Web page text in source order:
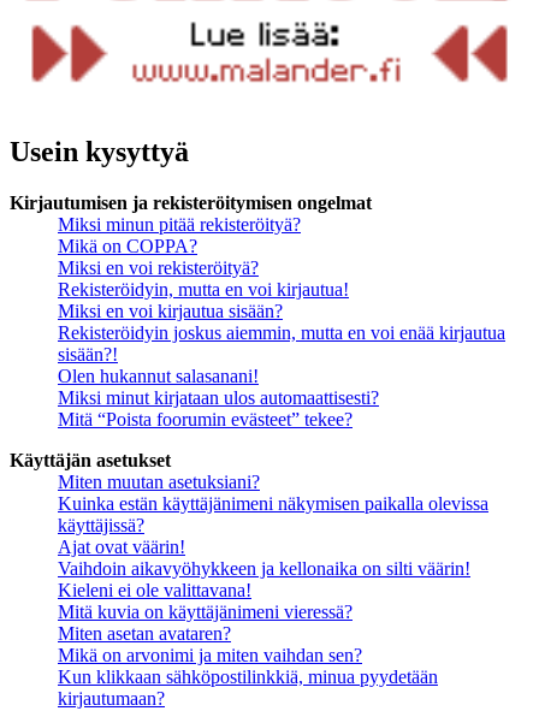
Usein kysyttyä
Kirjautumisen ja rekisteröitymisen ongelmat
Miksi minun pitää rekisteröityä?
Mikä on COPPA?
Miksi en voi rekisteröityä?
Rekisteröidyin, mutta en voi kirjautua!
Miksi en voi kirjautua sisään?
Rekisteröidyin joskus aiemmin, mutta en voi enää kirjautua
sisään?!
Olen hukannut salasanani!
Miksi minut kirjataan ulos automaattisesti?
Mitä “Poista foorumin evästeet” tekee?
Käyttäjän asetukset
Miten muutan asetuksiani?
Kuinka estän käyttäjänimeni näkymisen paikalla olevissa
käyttäjissä?
Ajat ovat väärin!
Vaihdoin aikavyöhykkeen ja kellonaika on silti väärin!
Kieleni ei ole valittavana!
Mitä kuvia on käyttäjänimeni vieressä?
Miten asetan avataren?
Mikä on arvonimi ja miten vaihdan sen?
Kun klikkaan sähköpostilinkkiä, minua pyydetään
kirjautumaan?